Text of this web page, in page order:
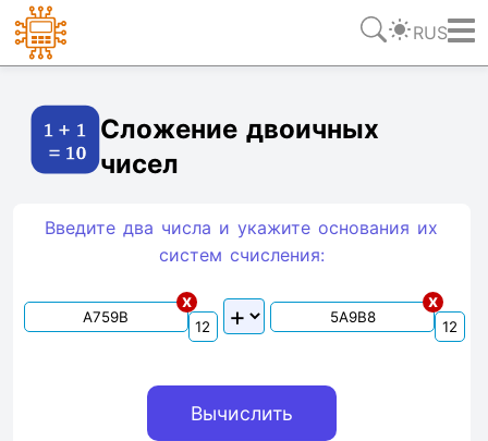
RUS
Сложение двоичных
чисел
Введите два числа и укажите основания их
систем счиcления:
x x